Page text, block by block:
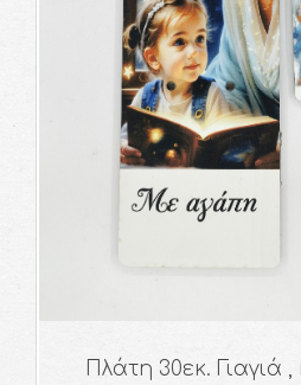
Πλάτη 30εκ. Γιαγιά